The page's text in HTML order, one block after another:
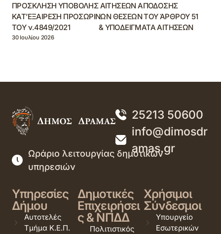
ΠΡΟΣΚΛΗΣΗ ΥΠΟΒΟΛΗΣ ΑΙΤΗΣΕΩΝ ΑΠΟΔΟΣΗΣ
ΚΑΤ’ΕΞΑΙΡΕΣΗ ΠΡΟΣΩΡΙΝΩΝ ΘΕΣΕΩΝ ΤΟΥ ΆΡΘΡΟΥ 51
ΤΟΥ ν.4849/2021 & ΥΠΟΔΕΙΓΜΑΤΑ ΑΙΤΗΣΕΩΝ
30 Ιουλίου 2026
25213 50600
info@dimosdr
amas.gr
Ωράριο λειτουργίας δημοτικών
υπηρεσιών
Υπηρεσίες
Δήμου
Αυτοτελές
Τμήμα Κ.Ε.Π.
Δημοτικές
Επιχειρήσει
ς & ΝΠΔΔ
Πολιτιστικός
Χρήσιμοι
Σύνδεσμοι
Υπουργείο
Εσωτερικών